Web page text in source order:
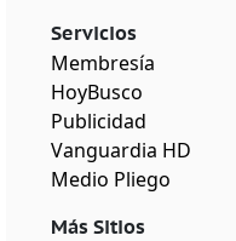
Servicios
Membresía
HoyBusco
Publicidad
Vanguardia HD
Medio Pliego
Más Sitios